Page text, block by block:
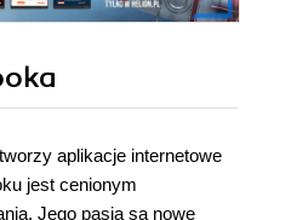
aplikacje internetowe
jest cenionym
Jego pasją są nowe